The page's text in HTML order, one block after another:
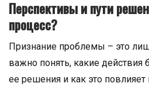
Перспективы и пути
процесс?
Признание проблемы – это
важно понять, какие действия
ее решения и как это